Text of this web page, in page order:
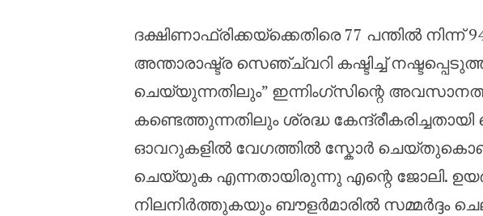
ദക്ഷിണാഫ്രിക്കയ്‌ക്കെതിരെ 77 പന്തിൽ നിന്ന്
അന്താരാഷ്ട്ര സെഞ്ച്വറി കഷ്ടിച്ച്
ചെയ്യുന്നതിലും” ഇന്നിംഗ്‌സിന്റെ
കണ്ടെത്തുന്നതിലും ശ്രദ്ധ
ഓവറുകളിൽ വേഗത്തിൽ സ്കോർ
ചെയ്യുക എന്നതായിരുന്നു എന്റെ ജോലി.
നിലനിർത്തുകയും ബൗളർമാരിൽ